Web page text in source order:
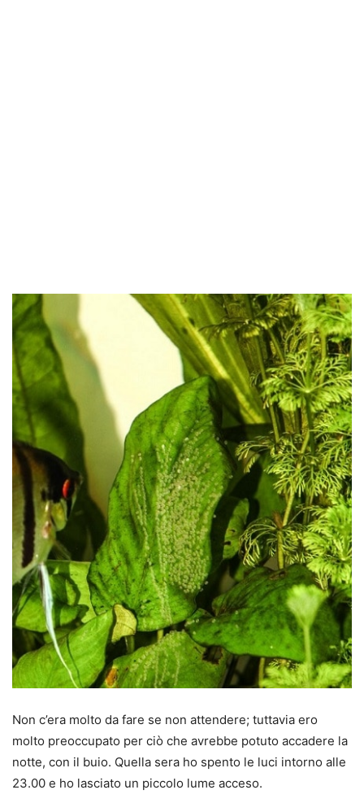
Non c’era molto da fare se non attendere; tuttavia ero
molto preoccupato per ciò che avrebbe potuto accadere la
notte, con il buio. Quella sera ho spento le luci intorno alle
23.00 e ho lasciato un piccolo lume acceso.